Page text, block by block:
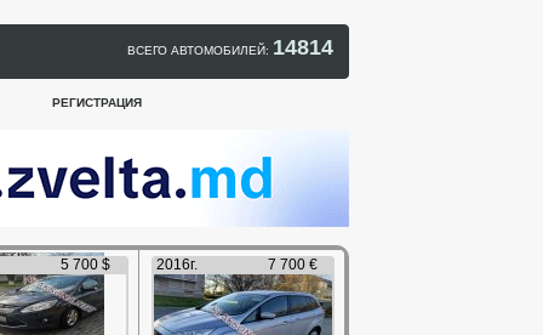
ВСЕГО АВТОМОБИЛЕЙ: 14814
РЕГИСТРАЦИЯ
5 700 $ 2016г. 7 700 €